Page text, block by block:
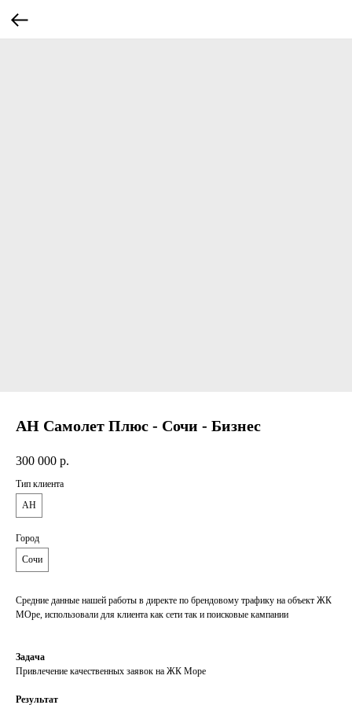
АН Самолет Плюс - Сочи - Бизнес
300 000 р.
Тип клиента
АН
Город
Сочи
Средние данные нашей работы в директе по брендовому трафику на объект ЖК
МОре, использовали для клиента как сети так и поисковые кампании
Задача
Привлечение качественных заявок на ЖК Море
Результат